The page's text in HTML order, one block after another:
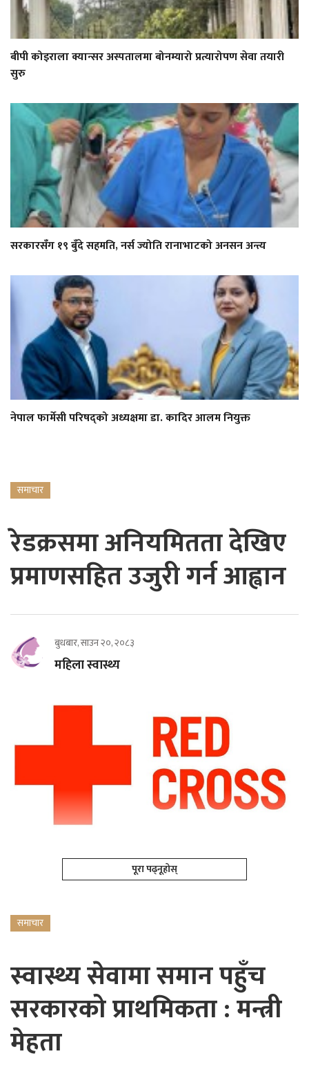
बीपी कोइराला क्यान्सर अस्पतालमा बोनम्यारो प्रत्यारोपण सेवा तयारी
सुरु
सरकारसँग १९ बुँदे सहमति, नर्स ज्योति रानाभाटको अनसन अन्त्य
नेपाल फार्मेसी परिषद्को अध्यक्षमा डा. कादिर आलम नियुक्त
समाचार
रेडक्रसमा अनियमितता देखिए
प्रमाणसहित उजुरी गर्न आह्वान
बुधबार, साउन २०, २०८३
महिला स्वास्थ्य
पूरा पढ्नूहोस्
समाचार
स्वास्थ्य सेवामा समान पहुँच
सरकारको प्राथमिकता : मन्त्री
मेहता